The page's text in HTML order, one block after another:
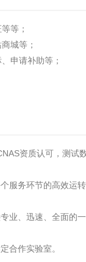
等；
城等；
申请补助等；
资质认可，测试
服务环节的高效运
业、迅速、全面的
合作实验室。